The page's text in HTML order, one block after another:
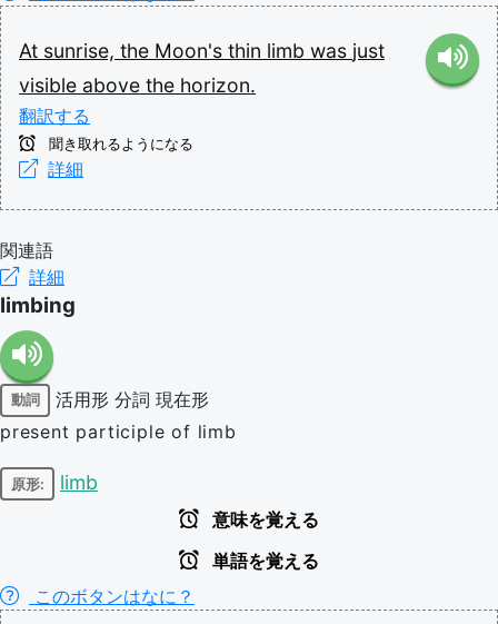
At sunrise, the Moon's thin limb was just
visible above the horizon.
翻訳する
聞き取れるようになる
詳細
関連語
詳細
limbing
動詞 活用形 分詞 現在形
present participle of limb
原形: limb
意味を覚える
単語を覚える
このボタンはなに？